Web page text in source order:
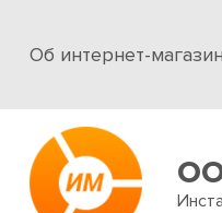
Об интернет-